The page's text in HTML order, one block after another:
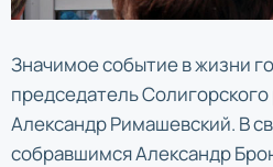
Значимое событие в жизни
председатель
Александр Римашевский. В
собравшимся Александр